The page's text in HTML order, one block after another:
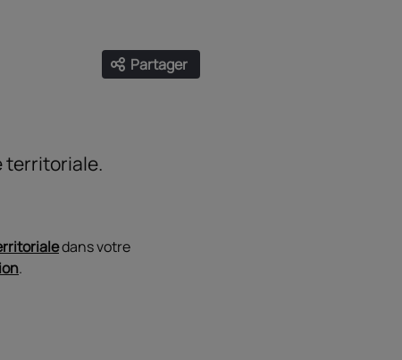
Partager
Ouvrir les liens de partage
territoriale.
dans votre
.